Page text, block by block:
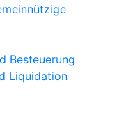
Besteuerung
Liquidation